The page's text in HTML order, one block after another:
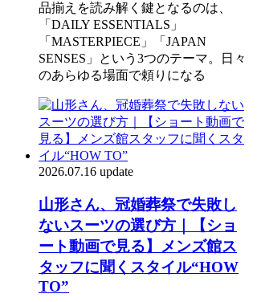
品揃えを読み解く鍵となるのは、
「DAILY ESSENTIALS」
「MASTERPIECE」「JAPAN
SENSES」という3つのテーマ。日々
のあらゆる場面で頼りになる
2026.07.16 update
山形さん、冠婚葬祭で失敗し
ないスーツの選び方｜【ショ
ート動画で見る】メンズ館ス
タッフに聞くスタイル“HOW
TO”